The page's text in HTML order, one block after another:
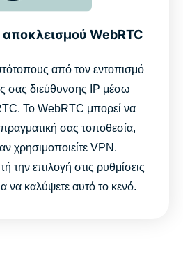
WebRTC
από τον εντοπισμό
σας διεύθυνσης IP μέσω
Το WebRTC μπορεί να
σας τοποθεσία,
χρησιμοποιείτε VPN.
την επιλογή στις ρυθμίσεις
να καλύψετε αυτό το κενό.